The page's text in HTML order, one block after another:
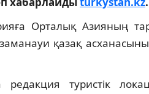
Орталық Азияның
қазақ
туристік